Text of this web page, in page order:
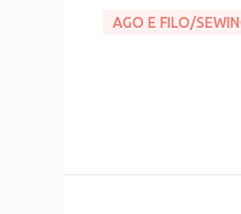
AGO E FILO/